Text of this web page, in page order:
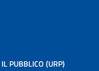
PUBBLICO (URP)